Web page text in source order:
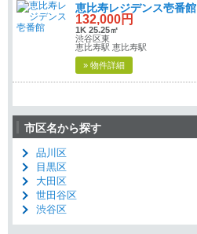
恵比寿レジデンス壱番館
132,000円
1K 25.25㎡
渋谷区東
恵比寿駅 恵比寿駅
» 物件詳細
市区名から探す
品川区
目黒区
大田区
世田谷区
渋谷区